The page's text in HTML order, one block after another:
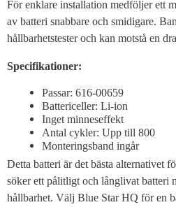
För enklare installation medföljer ett
av batteri snabbare och smidigare.
hållbarhetstester och kan motstå en
Specifikationer:
Passar: 616-00659
Battericeller: Li-ion
Inget minneseffekt
Antal cykler: Upp till 800
Monteringsband ingår
Detta batteri är det bästa alternativet
söker ett pålitligt och långlivat batteri
hållbarhet. Välj Blue Star HQ för en